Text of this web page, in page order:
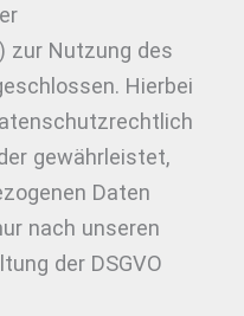
zur Nutzung des
Hierbei
gewährleistet,
Daten
nach unseren
der DSGVO